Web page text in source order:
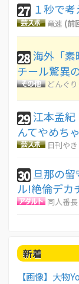
27 １秒で
竜速 (前
28 海外「素
チール驚異
どんぐり
29 江本孟
んてやめち
日刊や
30 旦那の
ル!絶倫デカ
同人番長
新着
【画像】大物